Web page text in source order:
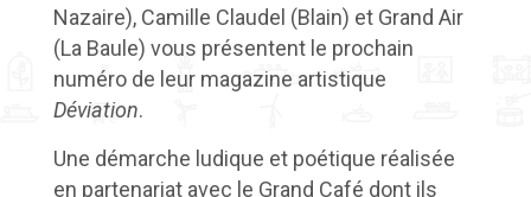
Nazaire), Camille Claudel (Blain) et Grand Air
(La Baule) vous présentent le prochain
numéro de leur magazine artistique
Déviation.
Une démarche ludique et poétique réalisée
en partenariat avec le Grand Café dont ils